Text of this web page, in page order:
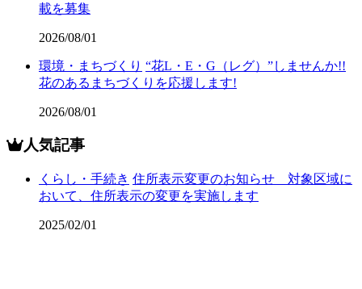
載を募集
2026/08/01
環境・まちづくり “花L・E・G（レグ）”しませんか!!
花のあるまちづくりを応援します!
2026/08/01
人気記事
くらし・手続き 住所表示変更のお知らせ 対象区域に
おいて、住所表示の変更を実施します
2025/02/01